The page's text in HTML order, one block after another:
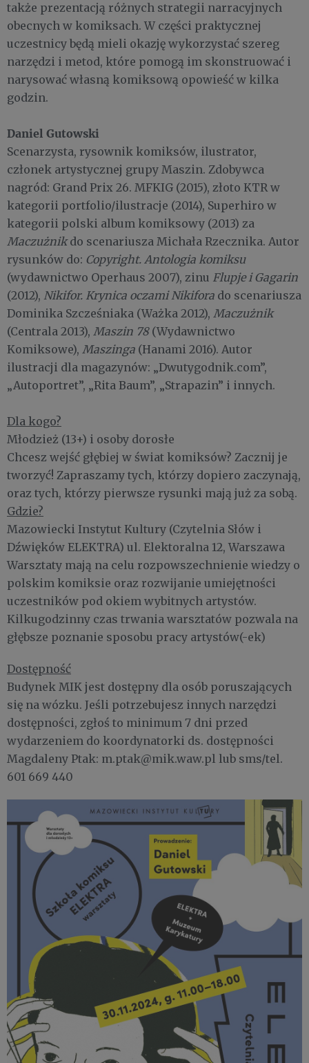
także prezentacją różnych strategii narracyjnych
obecnych w komiksach. W części praktycznej
uczestnicy będą mieli okazję wykorzystać szereg
narzędzi i metod, które pomogą im skonstruować i
narysować własną komiksową opowieść w kilka
godzin.
Daniel Gutowski
Scenarzysta, rysownik komiksów, ilustrator,
członek artystycznej grupy Maszin. Zdobywca
nagród: Grand Prix 26. MFKIG (2015), złoto KTR w
kategorii portfolio/ilustracje (2014), Superhiro w
kategorii polski album komiksowy (2013) za
Maczużnikdo scenariusza Michała Rzecznika. Autor
rysunków do: Copyright. Antologia komiksu
(wydawnictwo Operhaus 2007), zinu Flupje i Gagarin
(2012), Nikifor. Krynica oczami Nikifora do scenariusza
Dominika Szcześniaka (Ważka 2012), Maczużnik
(Centrala 2013), Maszin 78 (Wydawnictwo
Komiksowe), Maszinga (Hanami 2016). Autor
ilustracji dla magazynów: „Dwutygodnik.com”,
„Autoportret”, „Rita Baum”, „Strapazin” i innych.
Dla kogo?
Młodzież (13+) i osoby dorosłe
Chcesz wejść głębiej w świat komiksów? Zacznij je
tworzyć! Zapraszamy tych, którzy dopiero zaczynają,
oraz tych, którzy pierwsze rysunki mają już za sobą.
Gdzie?
Mazowiecki Instytut Kultury (Czytelnia Słów i
Dźwięków ELEKTRA) ul. Elektoralna 12, Warszawa
Warsztaty mają na celu rozpowszechnienie wiedzy o
polskim komiksie oraz rozwijanie umiejętności
uczestników pod okiem wybitnych artystów.
Kilkugodzinny czas trwania warsztatów pozwala na
głębsze poznanie sposobu pracy artystów(-ek)
Dostępność
Budynek MIK jest dostępny dla osób poruszających
się na wózku. Jeśli potrzebujesz innych narzędzi
dostępności, zgłoś to minimum 7 dni przed
wydarzeniem do koordynatorki ds. dostępności
Magdaleny Ptak: m.ptak@mik.waw.pl lub sms/tel.
601 669 440